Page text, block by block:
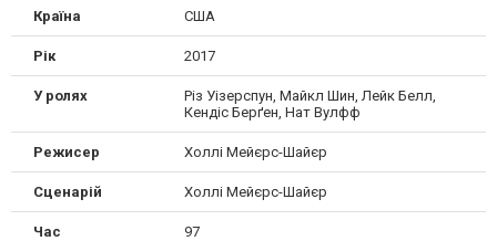
Країна США
Рік 2017
У ролях
Різ Уізерспун, Майкл Шин, Лейк Белл,
Кендіс Берґен, Нат Вулфф
Режисер Холлі Мейєрс-Шайєр
Сценарій Холлі Мейєрс-Шайєр
Час 97